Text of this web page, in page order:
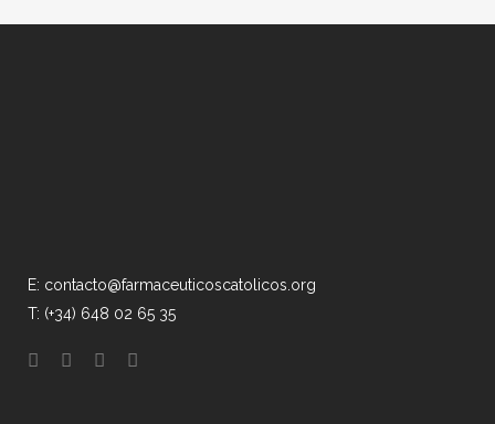
E: contacto@farmaceuticoscatolicos.org
T: (+34) 648 02 65 35